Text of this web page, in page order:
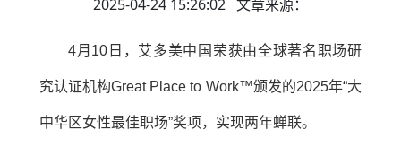
2025-04-24 15:26:02 文章来源：
4月10日，艾多美中国荣获由全球著名职场研
究认证机构Great Place to Work™颁发的2025年“大
中华区女性最佳职场”奖项，实现两年蝉联。